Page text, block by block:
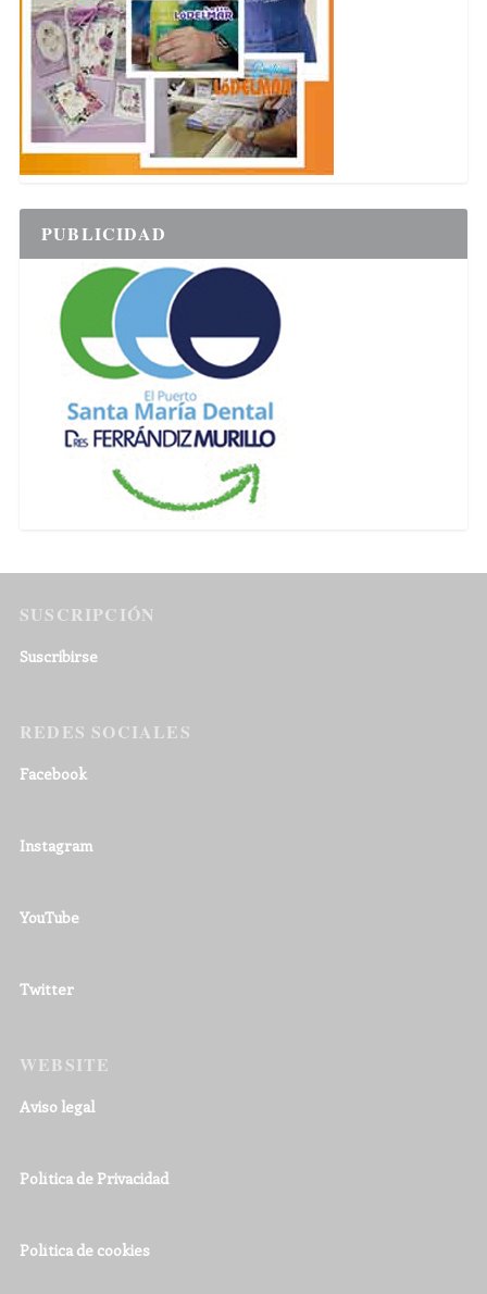
PUBLICIDAD
SUSCRIPCIÓN
Suscribirse
REDES SOCIALES
Facebook
Instagram
YouTube
Twitter
WEBSITE
Aviso legal
Política de Privacidad
Política de cookies